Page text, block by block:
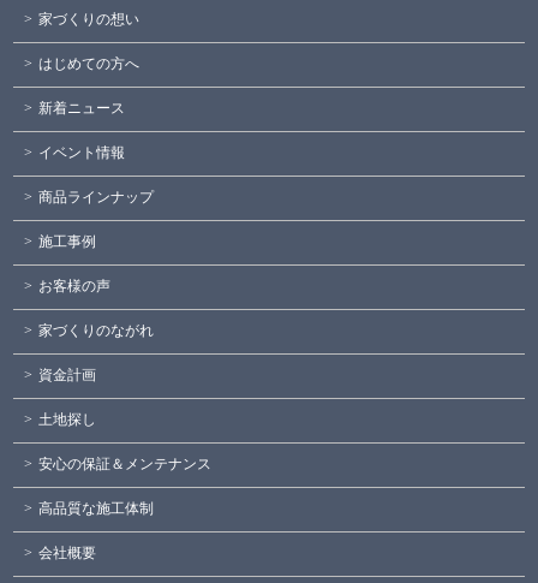
家づくりの想い
はじめての方へ
新着ニュース
イベント情報
商品ラインナップ
施工事例
お客様の声
家づくりのながれ
資金計画
土地探し
安心の保証＆メンテナンス
高品質な施工体制
会社概要